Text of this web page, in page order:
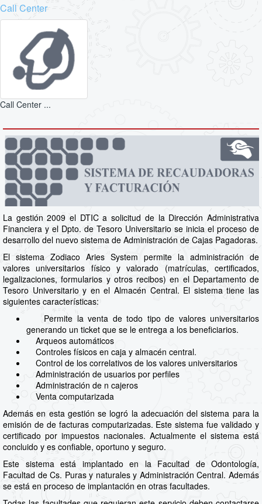
Call Center
Call Center ...
La gestión 2009 el DTIC a solicitud de la Dirección Administrativa
Financiera y el Dpto. de Tesoro Universitario se inicia el proceso de
desarrollo del nuevo sistema de Administración de Cajas Pagadoras.
El sistema Zodiaco Aries System permite la administración de
valores universitarios físico y valorado (matrículas, certificados,
legalizaciones, formularios y otros recibos) en el Departamento de
Tesoro Universitario y en el Almacén Central. El sistema tiene las
siguientes características:
Permite la venta de todo tipo de valores universitarios
generando un ticket que se le entrega a los beneficiarios.
Arqueos automáticos
Controles físicos en caja y almacén central.
Control de los correlativos de los valores universitarios
Administración de usuarios por perfiles
Administración de n cajeros
Venta computarizada
Además en esta gestión se logró la adecuación del sistema para la
emisión de de facturas computarizadas. Este sistema fue validado y
certificado por impuestos nacionales. Actualmente el sistema está
concluido y es confiable, oportuno y seguro.
Este sistema está implantado en la Facultad de Odontología,
Facultad de Cs. Puras y naturales y Administración Central. Además
se está en proceso de implantación en otras facultades.